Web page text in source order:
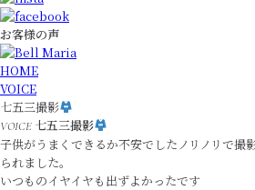
お客様の声
HOME
VOICE
七五三撮影
VOICE 七五三撮影
子供がうまくできるか不安でしたノリノリで撮
られました。
いつものイヤイヤも出ずよかったです